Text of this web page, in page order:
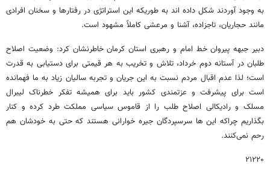
به وجود آوردند شکل داده اند به طوریکه این استراتژی در رفتارها و سخنان افرادی
مانند حجاریان، تاجزاده، آشنا و مرعشی کاملاً مشهود است.
دبیر جبهه پیروان خط امام و رهبری استان کرمان خاطرنشان کرد: وضعیت اصلاح
طلبان در آستانه دوم خرداد، تلاش و تخریب به هر قیمتی برای دستیابی به قدرت
است؛ لذا عدم اقبال مردم نسبت به این جریان و تجربه سالیان زیاد به ما فهمانده
است برای پیشرفت و عزتمندی کشور باید برای همیشه تفکر خطرناک لیبرال
مسلک و رادیکالی اصلاح طلب را از قاموس سیاسی مملکت طرد کرده و کنار
بگذاریم چراکه این ها سرسپردگان جیره خوارانی هستند که حتی به خودشان هم
رحم نمی‌کنند.
۲۱۲۲۰